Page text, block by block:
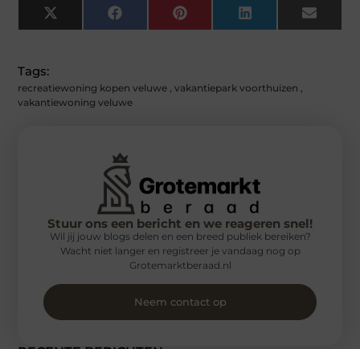
X
(Twitter)
FacebookPinterest LinkedIn Email
Tags:
recreatiewoning kopen veluwe ,vakantiepark voorthuizen ,
vakantiewoning veluwe
Stuur ons een bericht en we reageren snel!
Wil jij jouw blogs delen en een breed publiek bereiken?
Wacht niet langer en registreer je vandaag nog op
Grotemarktberaad.nl
Neem contact op